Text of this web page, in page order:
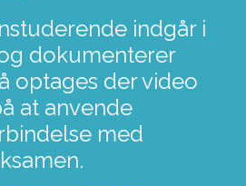
indgår i
dokumenterer
optages der video
at anvende
med